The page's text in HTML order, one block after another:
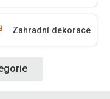
Zahradní dekorace